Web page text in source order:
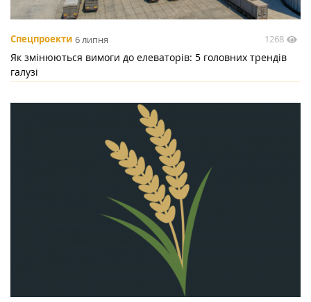
Спецпроекти 6 липня 1268
Як змінюються вимоги до елеваторів: 5 головних трендів
галузі